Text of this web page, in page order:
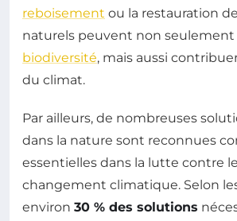
reboisement ou la restauration
naturels peuvent non seulement
biodiversité, mais aussi
du climat.
Par ailleurs, de nombreuses
dans la nature sont reconnues
essentielles dans la lutte contre
changement climatique. Selon
environ 30 % des solutions